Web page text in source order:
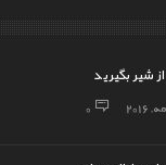
از شير بگيريد
0